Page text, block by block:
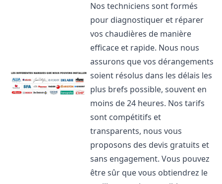
Nos techniciens sont formés
pour diagnostiquer et réparer
vos chaudières de manière
efficace et rapide. Nous nous
assurons que vos dérangements
soient résolus dans les délais les
plus brefs possible, souvent en
moins de 24 heures. Nos tarifs
sont compétitifs et
transparents, nous vous
proposons des devis gratuits et
sans engagement. Vous pouvez
être sûr que vous obtiendrez le